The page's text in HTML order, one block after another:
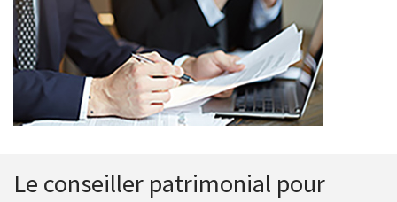
Le conseiller patrimonial pour